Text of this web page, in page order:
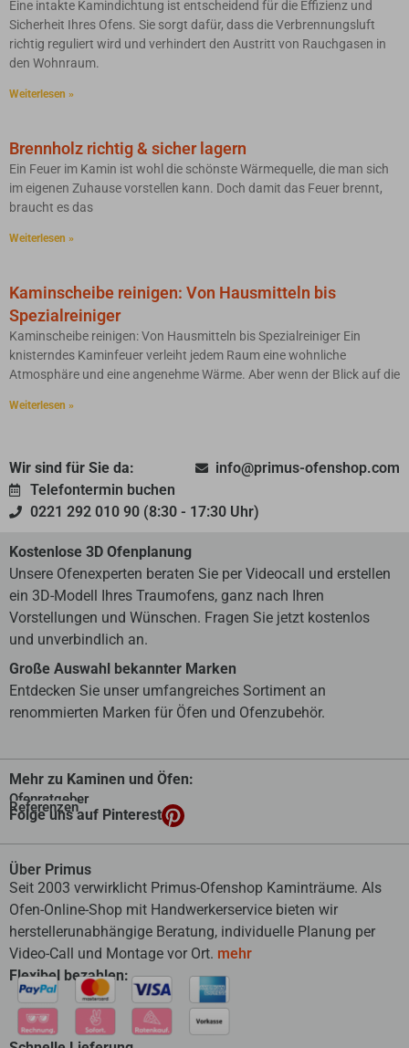
Eine intakte Kamindichtung ist entscheidend für die Effizienz und
Sicherheit Ihres Ofens. Sie sorgt dafür, dass die Verbrennungsluft
richtig reguliert wird und verhindert den Austritt von Rauchgasen in
den Wohnraum.
Weiterlesen »
Brennholz richtig & sicher lagern
Ein Feuer im Kamin ist wohl die schönste Wärmequelle, die man sich
im eigenen Zuhause vorstellen kann. Doch damit das Feuer brennt,
braucht es das
Weiterlesen »
Kaminscheibe reinigen: Von Hausmitteln bis
Spezialreiniger
Kaminscheibe reinigen: Von Hausmitteln bis Spezialreiniger Ein
knisterndes Kaminfeuer verleiht jedem Raum eine wohnliche
Atmosphäre und eine angenehme Wärme. Aber wenn der Blick auf die
Weiterlesen »
Wir sind für Sie da:
info@primus-ofenshop.com
Telefontermin buchen
0221 292 010 90 (8:30 - 17:30 Uhr)
Kostenlose 3D Ofenplanung
Unsere Ofenexperten beraten Sie per Videocall und erstellen
ein 3D-Modell Ihres Traumofens, ganz nach Ihren
Vorstellungen und Wünschen. Fragen Sie jetzt kostenlos
und unverbindlich an.
Große Auswahl bekannter Marken
Entdecken Sie unser umfangreiches Sortiment an
renommierten Marken für Öfen und Ofenzubehör.
Mehr zu Kaminen und Öfen:
Ofenratgeber
Referenzen
Folge uns auf Pinterest
Über Primus
Seit 2003 verwirklicht Primus-Ofenshop Kaminträume. Als
Ofen-Online-Shop mit Handwerkerservice bieten wir
herstellerunabhängige Beratung, individuelle Planung per
Video-Call und Montage vor Ort. mehr
Flexibel bezahlen: